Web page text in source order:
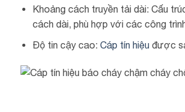
Khoảng cách truyền tải dài: Cấu
cách dài, phù hợp với các công
Độ tin cậy cao:Cáp tín hiệu được